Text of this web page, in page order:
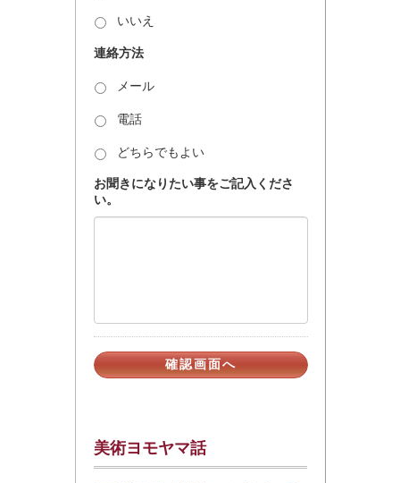
いいえ
連絡方法
メール
電話
どちらでもよい
お聞きになりたい事をご記入くださ
い。
美術ヨモヤマ話